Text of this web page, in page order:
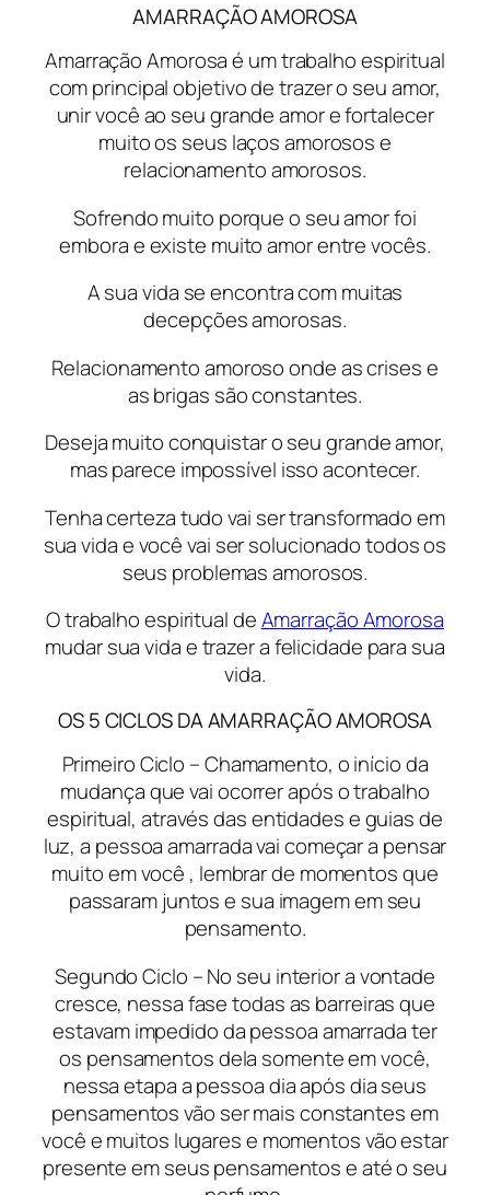
AMARRAÇÃO AMOROSA
Amarração Amorosa é um trabalho espiritual
com principal objetivo de trazer o seu amor,
unir você ao seu grande amor e fortalecer
muito os seus laços amorosos e
relacionamento amorosos.
Sofrendo muito porque o seu amor foi
embora e existe muito amor entre vocês.
A sua vida se encontra com muitas
decepções amorosas.
Relacionamento amoroso onde as crises e
as brigas são constantes.
Deseja muito conquistar o seu grande amor,
mas parece impossível isso acontecer.
Tenha certeza tudo vai ser transformado em
sua vida e você vai ser solucionado todos os
seus problemas amorosos.
O trabalho espiritual deAmarração Amorosa
mudar sua vida e trazer a felicidade para sua
vida.
OS 5 CICLOS DA AMARRAÇÃO AMOROSA
Primeiro Ciclo – Chamamento, o início da
mudança que vai ocorrer após o trabalho
espiritual, através das entidades e guias de
luz, a pessoa amarrada vai começar a pensar
muito em você , lembrar de momentos que
passaram juntos e sua imagem em seu
pensamento.
Segundo Ciclo – No seu interior a vontade
cresce, nessa fase todas as barreiras que
estavam impedido da pessoa amarrada ter
os pensamentos dela somente em você,
nessa etapa a pessoa dia após dia seus
pensamentos vão ser mais constantes em
você e muitos lugares e momentos vão estar
presente em seus pensamentos e até o seu